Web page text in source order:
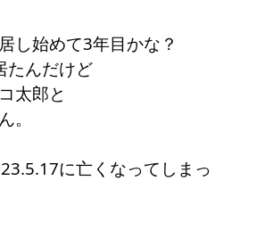
し始めて3年目かな？
たんだけど
太郎と
。
に亡くなってしまっ